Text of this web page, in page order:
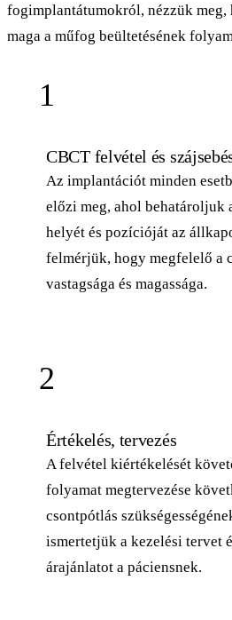
fogimplantátumokról, nézzük
maga a műfog beültetésének
1
CBCT felvétel és
Az implantációt minden
előzi meg, ahol behatároljuk
helyét és pozícióját az
felmérjük, hogy megfelelő a
vastagsága és magassága.
2
Értékelés, tervezés
A felvétel kiértékelését
folyamat megtervezése
csontpótlás
ismertetjük a kezelési tervet
árajánlatot a páciensnek.